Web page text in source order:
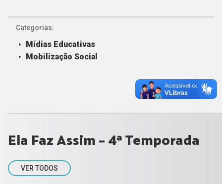
Categorias:
Mídias Educativas
Mobilização Social
Ela Faz Assim - 4ª Temporada
VER TODOS